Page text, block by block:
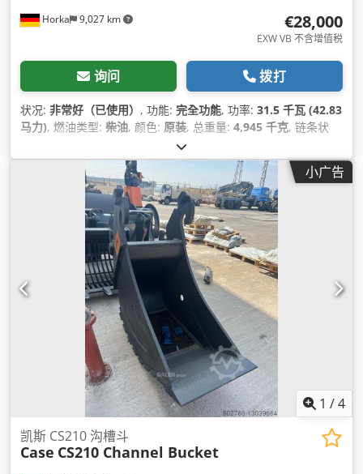
Horka 9,027 km €28,000
EXW VB 不含增值税
询问 拨打
状况: 非常好（已使用） , 功能: 完全功能, 功率: 31.5 千瓦 (42.83
马力), 燃油类型: 柴油, 颜色: 原装, 总重量: 4,945 千克, 链条状
, 运转小时:
室,
小广告
1 /4
凯斯 CS210 沟槽斗
Case CS210 Channel Bucket